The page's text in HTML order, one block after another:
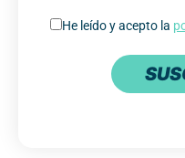
He leído y acepto la